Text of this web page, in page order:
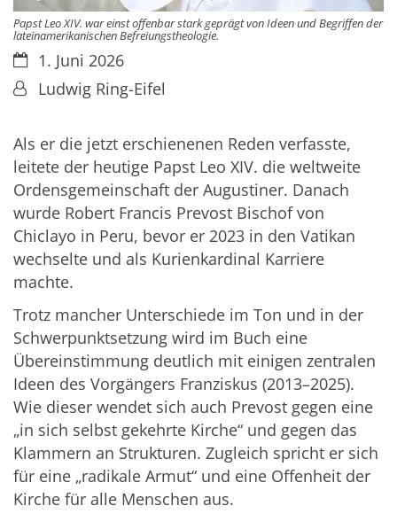
Papst Leo XIV. war einst offenbar stark geprägt von Ideen und Begriffen der
lateinamerikanischen Befreiungstheologie.
Datum:1. Juni 2026
Von:Ludwig Ring-Eifel
Als er die jetzt erschienenen Reden verfasste,
leitete der heutige Papst Leo XIV. die weltweite
Ordensgemeinschaft der Augustiner. Danach
wurde Robert Francis Prevost Bischof von
Chiclayo in Peru, bevor er 2023 in den Vatikan
wechselte und als Kurienkardinal Karriere
machte.
Trotz mancher Unterschiede im Ton und in der
Schwerpunktsetzung wird im Buch eine
Übereinstimmung deutlich mit einigen zentralen
Ideen des Vorgängers Franziskus (2013–2025).
Wie dieser wendet sich auch Prevost gegen eine
„in sich selbst gekehrte Kirche“ und gegen das
Klammern an Strukturen. Zugleich spricht er sich
für eine „radikale Armut“ und eine Offenheit der
Kirche für alle Menschen aus.